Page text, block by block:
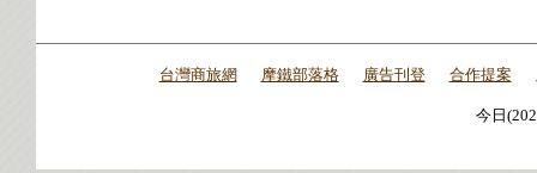
台灣商旅網 摩鐵部落格 廣告刊登 合作提案
今日